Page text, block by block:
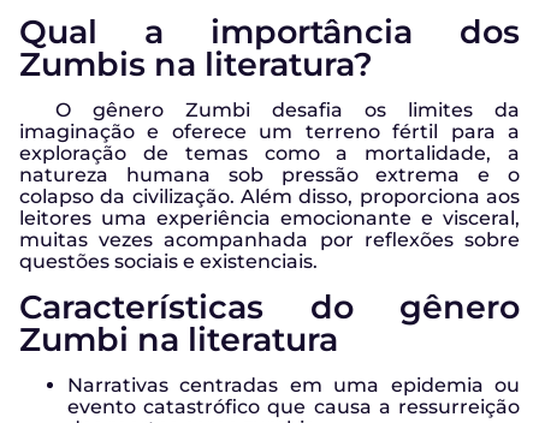
Qual a importância dos
Zumbis na literatura?
O gênero Zumbi desafia os limites da
imaginação e oferece um terreno fértil para a
exploração de temas como a mortalidade, a
natureza humana sob pressão extrema e o
colapso da civilização. Além disso, proporciona aos
leitores uma experiência emocionante e visceral,
muitas vezes acompanhada por reflexões sobre
questões sociais e existenciais.
Características do gênero
Zumbi na literatura
Narrativas centradas em uma epidemia ou
evento catastrófico que causa a ressurreição